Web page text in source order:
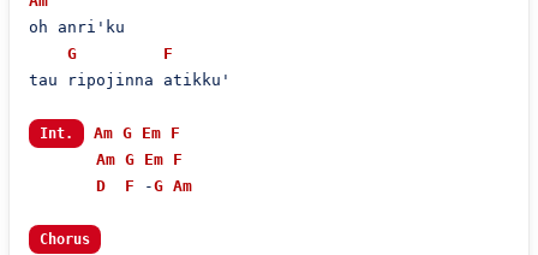
oh anri'ku
G
F
tau ripojinna atikku'
Int. Am G Em
F
Am G Em
F
D
F -G Am
Chorus